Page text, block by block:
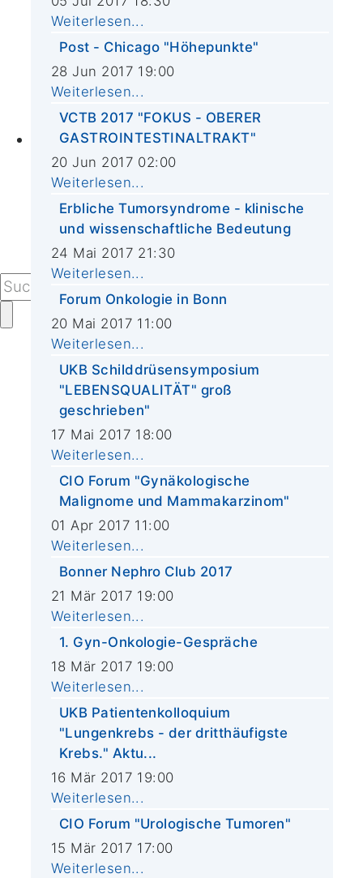
Weltkrebstag
CIO-Patiententag
Projekte
Adventskalender
Kochevent
Kontakt
Kontaktformular
Alle Sprechstunden von A-Z
Ihr Besuch im CIO
Anfahrt
Presseanfragen
Weiterlesen...
Post - Chicago "Höhepunkte"
28 Jun 2017 19:00
Weiterlesen...
VCTB 2017 "FOKUS - OBERER
GASTROINTESTINALTRAKT"
20 Jun 2017 02:00
Weiterlesen...
Erbliche Tumorsyndrome - klinische
und wissenschaftliche Bedeutung
24 Mai 2017 21:30
Weiterlesen...
Forum Onkologie in Bonn
20 Mai 2017 11:00
Weiterlesen...
UKB Schilddrüsensymposium
"LEBENSQUALITÄT" groß
geschrieben"
17 Mai 2017 18:00
Weiterlesen...
CIO Forum "Gynäkologische
Malignome und Mammakarzinom"
01 Apr 2017 11:00
Weiterlesen...
Bonner Nephro Club 2017
21 Mär 2017 19:00
Weiterlesen...
1. Gyn-Onkologie-Gespräche
18 Mär 2017 19:00
Weiterlesen...
UKB Patientenkolloquium
"Lungenkrebs - der dritthäufigste
Krebs." Aktu...
16 Mär 2017 19:00
Weiterlesen...
CIO Forum "Urologische Tumoren"
15 Mär 2017 17:00
Weiterlesen...